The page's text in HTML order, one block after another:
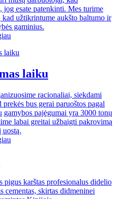
jog esate patenkinti. Mes turime
kad užtikrintume aukšto baltumo ir
gaminius.
laiku
racionaliai, siekdami
bus gerai paruoštos pagal
gamybos pajėgumai yra 3000 tonų
labai greitai užbaigti pakrovimą
uostą.